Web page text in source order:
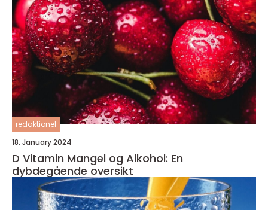
redaktionel
18. January 2024
D Vitamin Mangel og Alkohol: En
dybdegående oversikt